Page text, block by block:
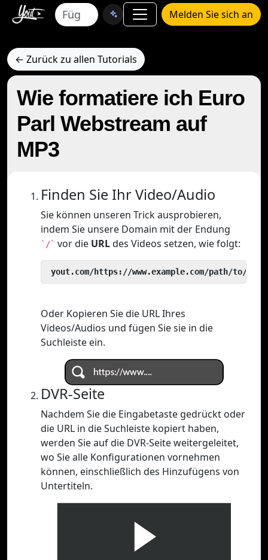
Melden Sie sich an
← Zurück zu allen Tutorials
Wie formatiere ich Euro
Parl Webstream auf
MP3
Finden Sie Ihr Video/Audio
Sie können unseren Trick ausprobieren,
indem Sie unsere Domain mit der Endung
`/` vor die URLdes Videos setzen, wie folgt:
yout.com/https://www.example.com/path/to/
Oder Kopieren Sie die URL Ihres
Videos/Audios und fügen Sie sie in die
Suchleiste ein.
DVR-Seite
Nachdem Sie die Eingabetaste gedrückt oder
die URL in die Suchleiste kopiert haben,
werden Sie auf die DVR-Seite weitergeleitet,
wo Sie alle Konfigurationen vornehmen
können, einschließlich des Hinzufügens von
Untertiteln.